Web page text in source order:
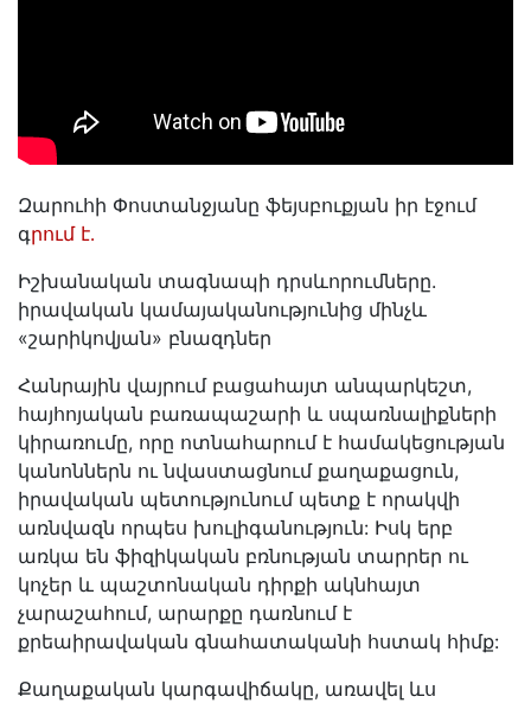
Զարուհի Փոստանջյանը ֆեյսբուքյան իր էջում
գրում է․
Իշխանական տագնապի դրսևորումները.
իրավական կամայականությունից մինչև
«շարիկովյան» բնազդներ
Հանրային վայրում բացահայտ անպարկեշտ,
հայհոյական բառապաշարի և սպառնալիքների
կիրառումը, որը ոտնահարում է համակեցության
կանոններն ու նվաստացնում քաղաքացուն,
իրավական պետությունում պետք է որակվի
առնվազն որպես խուլիգանություն: Իսկ երբ
առկա են ֆիզիկական բռնության տարրեր ու
կոչեր և պաշտոնական դիրքի ակնհայտ
չարաշահում, արարքը դառնում է
քրեաիրավական գնահատականի հստակ հիմք:
Քաղաքական կարգավիճակը, առավել ևս